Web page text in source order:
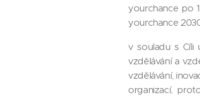
yourchance po
yourchance
v souladu s Cíli
vzdělávání a
vzdělávání,
organizací,